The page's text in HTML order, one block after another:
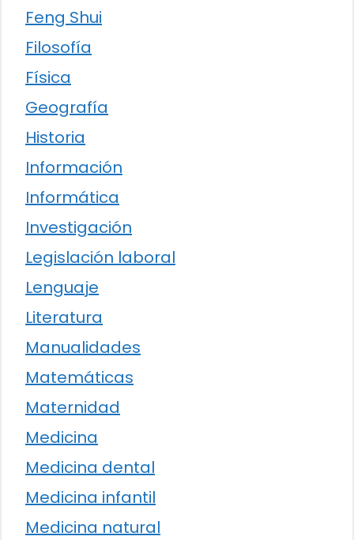
Feng Shui
Filosofía
Física
Geografía
Historia
Información
Informática
Investigación
Legislación laboral
Lenguaje
Literatura
Manualidades
Matemáticas
Maternidad
Medicina
Medicina dental
Medicina infantil
Medicina natural